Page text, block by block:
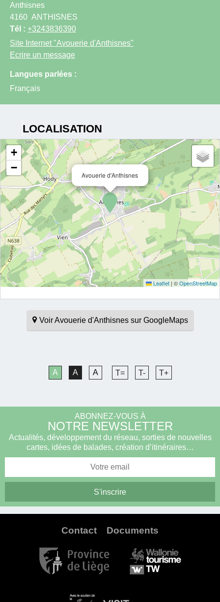
Anthisnes
4160 ANTHISNES
Tél : +3243836390
Site Internet "Avouerie d'Anthisnes"
Ecrire un message
Langues parlées :
Français
LOCALISATION
Avouerie d'Anthisnes
+
−
Leaflet | ©OpenStreetMap
Voir Avouerie d'Anthisnes sur GoogleMaps
A A A T= T- T+
ABONNEZ-VOUS À
NOTRE NEWSLETTER
Actualités, développement du réseau, sorties de nouvelles
cartes, idées de balades, création d’itinéraires…
Contact Documents